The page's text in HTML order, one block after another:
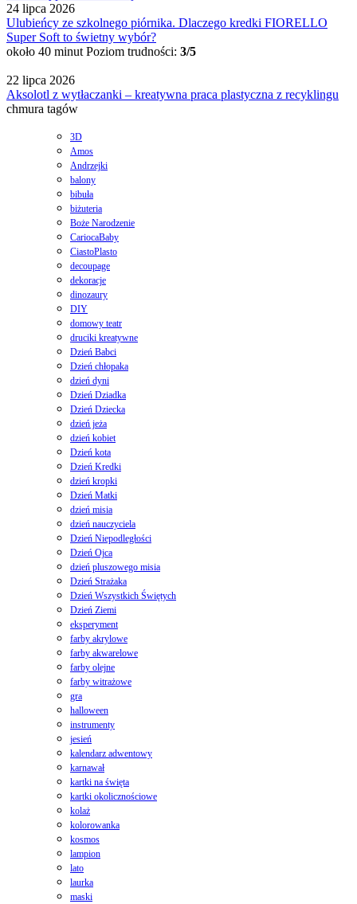
24 lipca 2026
Ulubieńcy ze szkolnego piórnika. Dlaczego kredki FIORELLO
Super Soft to świetny wybór?
około 40 minut Poziom trudności: 3/5
22 lipca 2026
Aksolotl z wytłaczanki – kreatywna praca plastyczna z recyklingu
chmura tagów
3D
Amos
Andrzejki
balony
bibuła
biżuteria
Boże Narodzenie
CariocaBaby
CiastoPlasto
decoupage
dekoracje
dinozaury
DIY
domowy teatr
druciki kreatywne
Dzień Babci
Dzień chłopaka
dzień dyni
Dzień Dziadka
Dzień Dziecka
dzień jeża
dzień kobiet
Dzień kota
Dzień Kredki
dzień kropki
Dzień Matki
dzień misia
dzień nauczyciela
Dzień Niepodległości
Dzień Ojca
dzień pluszowego misia
Dzień Strażaka
Dzień Wszystkich Świętych
Dzień Ziemi
eksperyment
farby akrylowe
farby akwarelowe
farby olejne
farby witrażowe
gra
halloween
instrumenty
jesień
kalendarz adwentowy
karnawał
kartki na święta
kartki okolicznościowe
kolaż
kolorowanka
kosmos
lampion
lato
laurka
maski